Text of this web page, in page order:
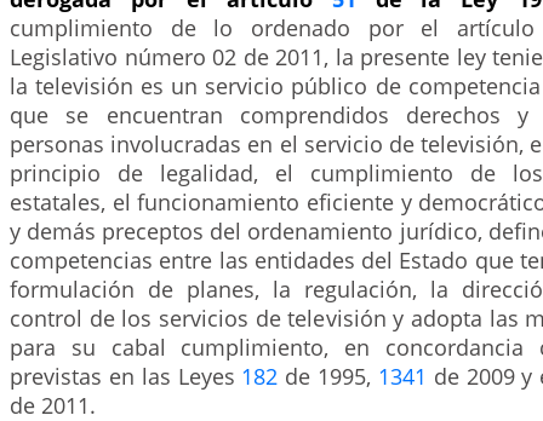
cumplimiento de lo ordenado por el
Legislativo número 02 de 2011, la presente ley
la televisión es un servicio público de
que se encuentran comprendidos derechos
personas involucradas en el servicio de televisión,
principio de legalidad, el cumplimiento de
estatales, el funcionamiento eficiente y
y demás preceptos del ordenamiento jurídico,
competencias entre las entidades del Estado que
formulación de planes, la regulación, la
control de los servicios de televisión y adopta las
para su cabal cumplimiento, en concordancia
previstas en las Leyes 182 de 1995, 1341 de 2009
de 2011.